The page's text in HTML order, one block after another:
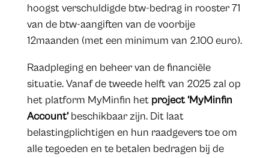
hoogst verschuldigde btw-bedrag in rooster 71
van de btw-aangiften van de voorbije
12maanden (met een minimum van 2.100 euro).
Raadpleging en beheer van de financiële
situatie. Vanaf de tweede helft van 2025 zal op
het platform MyMinfin het project ‘MyMinfin
Account’beschikbaar zijn. Dit laat
belastingplichtigen en hun raadgevers toe om
alle tegoeden en te betalen bedragen bij de